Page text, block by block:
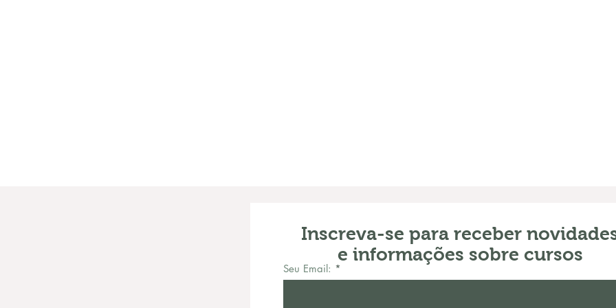
Inscreva-se para receber
e informações sobre cursos
Seu Email: